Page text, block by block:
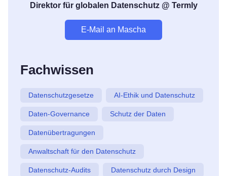
Direktor für globalen Datenschutz @ Termly
E-Mail an Mascha
Fachwissen
Datenschutzgesetze AI-Ethik und Datenschutz
Daten-Governance Schutz der Daten
Datenübertragungen
Anwaltschaft für den Datenschutz
Datenschutz-Audits Datenschutz durch Design